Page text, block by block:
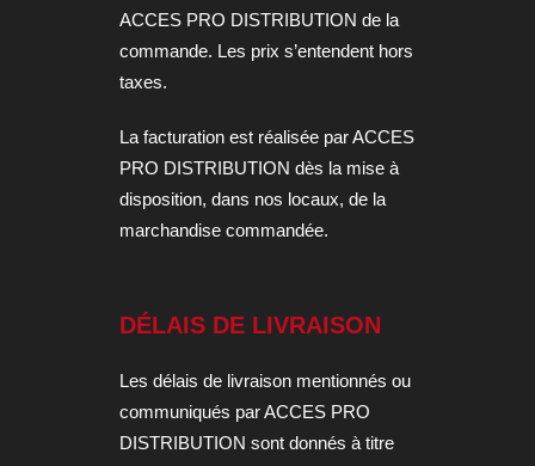
ACCES PRO DISTRIBUTION de la
commande. Les prix s’entendent hors
taxes.
La facturation est réalisée par ACCES
PRO DISTRIBUTION dès la mise à
disposition, dans nos locaux, de la
marchandise commandée.
DÉLAIS DE LIVRAISON
Les délais de livraison mentionnés ou
communiqués par ACCES PRO
DISTRIBUTION sont donnés à titre